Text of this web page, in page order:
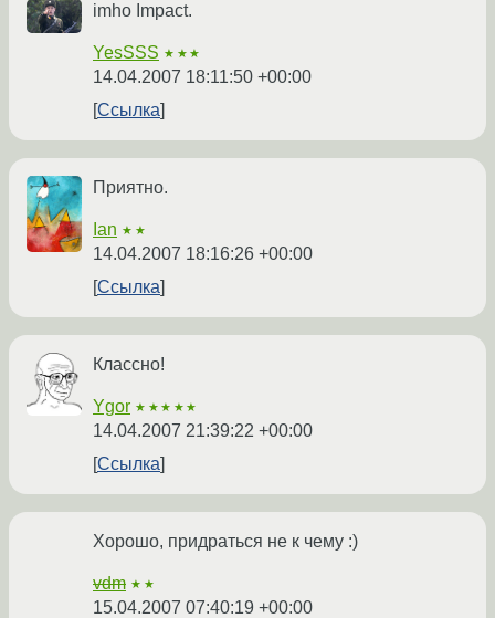
imho Impact.
YesSSS ★★★
14.04.2007 18:11:50 +00:00
Ссылка
Приятно.
Ian ★★
14.04.2007 18:16:26 +00:00
Ссылка
Классно!
Ygor ★★★★★
14.04.2007 21:39:22 +00:00
Ссылка
Хорошо, придраться не к чему :)
vdm ★★
15.04.2007 07:40:19 +00:00